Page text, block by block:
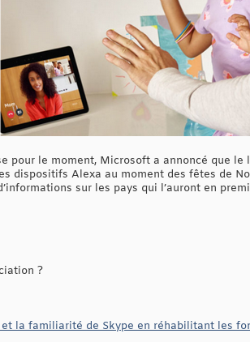
pour le moment, Microsoft a annoncé que
dispositifs Alexa au moment des fêtes de
sur les pays qui l’auront en
?
la familiarité de Skype en réhabilitant les